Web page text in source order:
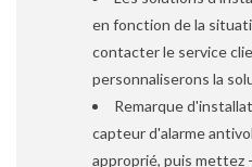
en fonction de la
contacter le service
personnaliserons la
Remarque
capteur d'alarme
approprié, puis mettez